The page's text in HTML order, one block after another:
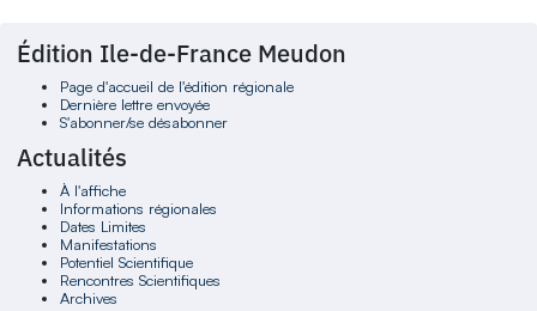
Édition Ile-de-France Meudon
Page d'accueil de l'édition régionale
Dernière lettre envoyée
S'abonner/se désabonner
Actualités
À l'affiche
Informations régionales
Dates Limites
Manifestations
Potentiel Scientifique
Rencontres Scientifiques
Archives